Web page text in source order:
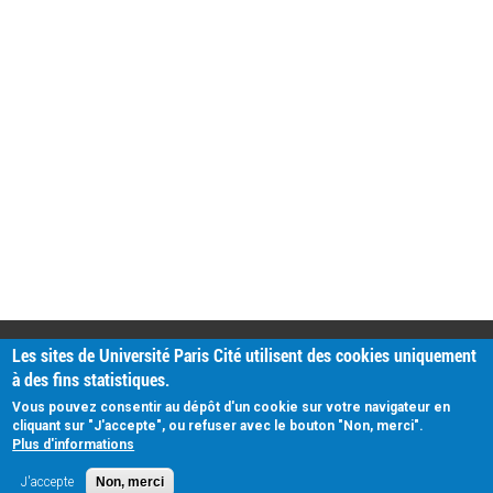
PRATIQUE
Plan d'accès
Intranet
Mentions légales
Données personnelles
Les sites de Université Paris Cité utilisent des cookies uniquement
à des fins statistiques.
Vous pouvez consentir au dépôt d'un cookie sur votre navigateur en
cliquant sur "J'accepte", ou refuser avec le bouton "Non, merci".
Plus d'informations
J'accepte Non, merci